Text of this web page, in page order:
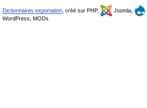
Dictionnaires exportation , créé sur PHP, Joomla,
WordPress, MODx.